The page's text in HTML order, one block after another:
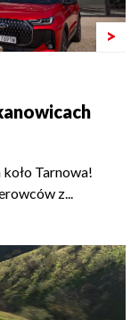
>
Tarnowa!
z...